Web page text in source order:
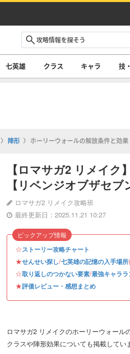
七英雄 クラス キャラ 技
陣形 ホーリーウォールの解放条件と効果
【ロマサガ2 リメイク
【リベンジオブザセブ
ロマサガ2 リメイク攻略班
最終更新日：2025.11.21 10:27
☆ストーリー攻略チャート
★せんせい探し/七英雄の記憶の入手場所
☆取り返しのつかない要素/最強キャラ
★評価レビュー・感想まとめ
ピックアップ情報
ロマサガ2 リメイクのホーリーウォー
クラスや陣形効果についても掲載してい